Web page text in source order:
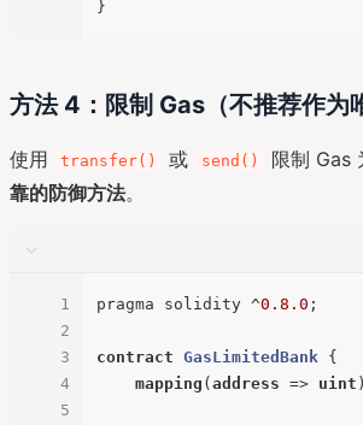
方法 4：限制 Gas（不推荐作为
使用 transfer() 或 send() 限制 Gas
靠的防御方法。
1
2
3
4
5
pragma solidity ^0.8 .0 ;
contract GasLimitedBank
{
mapping ( address => uint